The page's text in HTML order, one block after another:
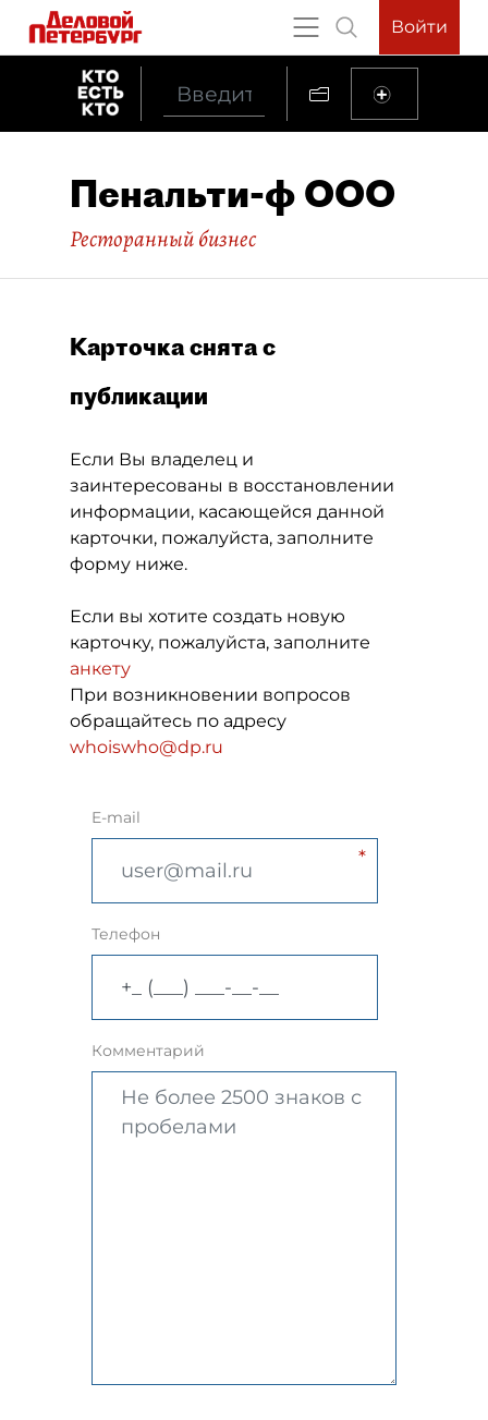
Войти
Пенальти-ф ООО
Ресторанный бизнес
Карточка снята с
публикации
Если Вы владелец и
заинтересованы в восстановлении
информации, касающейся данной
карточки, пожалуйста, заполните
форму ниже.
Если вы хотите создать новую
карточку, пожалуйста, заполните
анкету
При возникновении вопросов
обращайтесь по адресу
whoiswho@dp.ru
E-mail
Телефон
Комментарий